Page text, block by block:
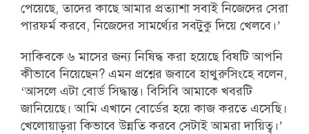
পেয়েছে, তাদের কাছে আমার প্রত্যাশা সবাই নিজেদের সেরা
পারফর্ম করবে, নিজেদের সামর্থ্যের সবটুকু দিয়ে খেলবে।’
সাকিবকে ৬ মাসের জন্য নিষিদ্ধ করা হয়েছে বিষটি আপনি
কীভাবে নিয়েছেন? এমন প্রশ্নের জবাবে হাথুরুসিংহে বলেন,
‘আসলে এটা বোর্ড সিদ্ধান্ত। বিসিবি আমাকে খবরটি
জানিয়েছে। আমি এখানে বোর্ডের হয়ে কাজ করতে এসেছি।
খেলোয়াড়রা কিভাবে উন্নতি করবে সেটাই আমরা দায়িত্ব।’